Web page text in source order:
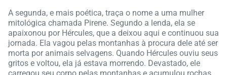
A segunda, e mais poética, traça o nome a uma mulher
mitológica chamada Pirene. Segundo a lenda, ela se
apaixonou por Hércules, que a deixou aqui e continuou sua
jornada. Ela vagou pelas montanhas à procura dele até ser
morta por animais selvagens. Quando Hércules ouviu seus
gritos e voltou, ela já estava morrendo. Devastado, ele